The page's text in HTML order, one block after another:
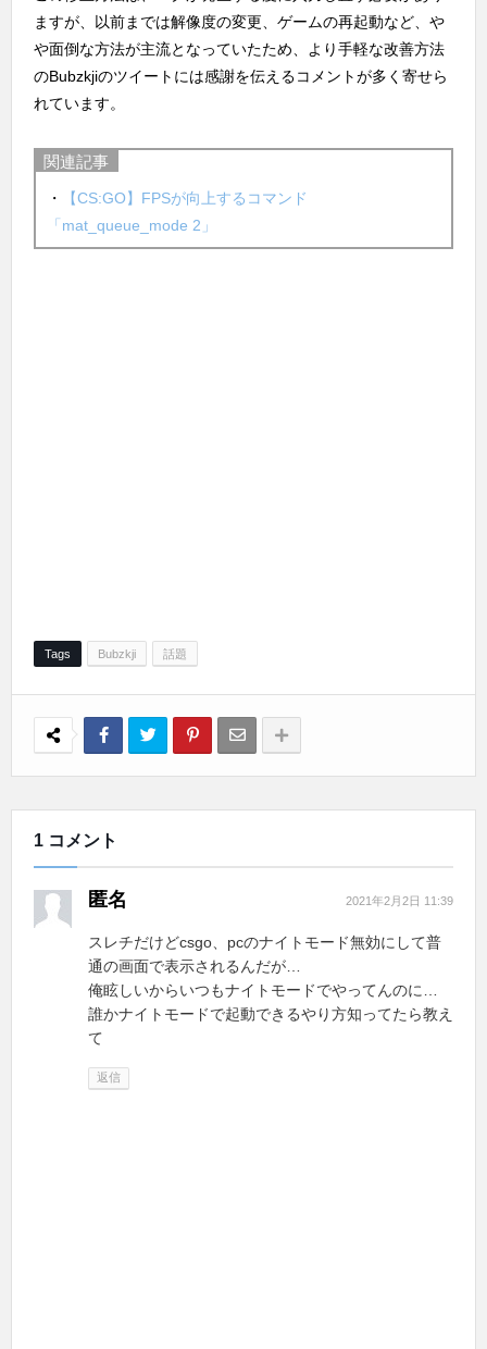
ますが、以前までは解像度の変更、ゲームの再起動など、や
や面倒な方法が主流となっていたため、より手軽な改善方法
のBubzkjiのツイートには感謝を伝えるコメントが多く寄せら
れています。
関連記事
・
【CS:GO】FPSが向上するコマンド
「mat_queue_mode 2」
Tags Bubzkji 話題
1 コメント
匿名 2021年2月2日 11:39
スレチだけどcsgo、pcのナイトモード無効にして普
通の画面で表示されるんだが…
俺眩しいからいつもナイトモードでやってんのに…
誰かナイトモードで起動できるやり方知ってたら教え
て
返信